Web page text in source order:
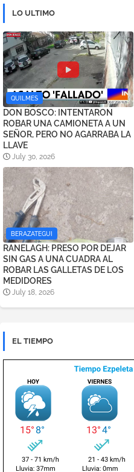
LO ULTIMO
QUILMES
DON BOSCO: INTENTARON
ROBAR UNA CAMIONETA A UN
SEÑOR, PERO NO AGARRABA LA
LLAVE
July 30, 2026
BERAZATEGUI
RANELAGH: PRESO POR DEJAR
SIN GAS A UNA CUADRA AL
ROBAR LAS GALLETAS DE LOS
MEDIDORES
July 18, 2026
EL TIEMPO